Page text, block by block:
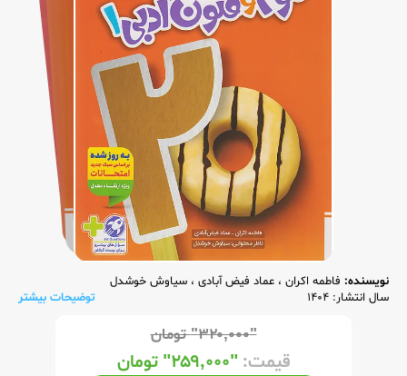
نویسنده: فاطمه اکران ، عماد فیض آبادی ، سیاوش خوشدل
سال انتشار: 1404
توضیحات بیشتر
"۳۲۰,۰۰۰" تومان
قیمت:"۲۵۹,۰۰۰" تومان